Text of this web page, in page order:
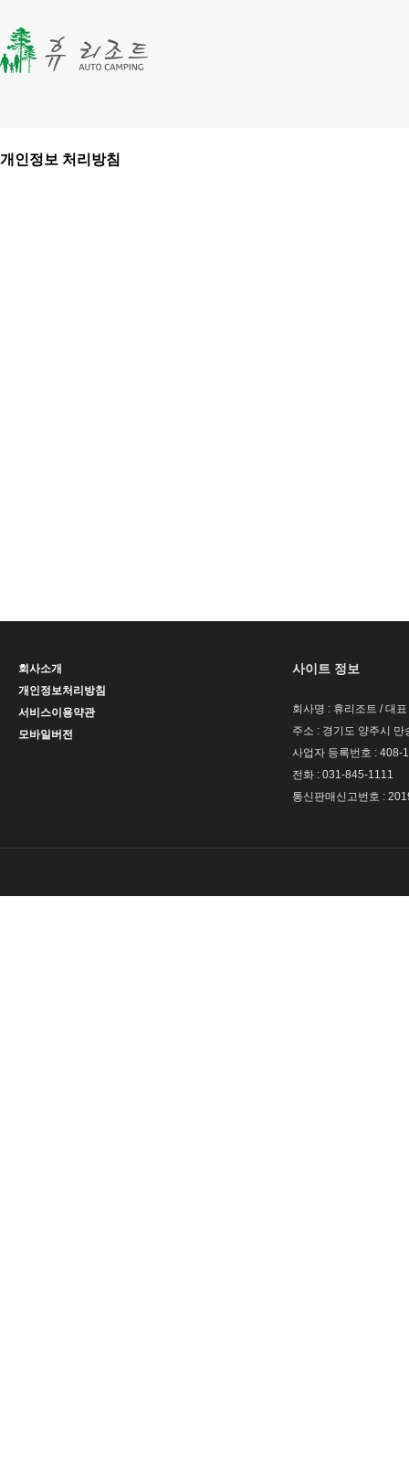
개인정보 처리방침
회사소개
개인정보처리방침
서비스이용약관
모바일버전
사이트 정보
회사명 : 휴리조트 / 대
주소 : 경기도 양주시 만
사업자 등록번호 : 408-
전화 : 031-845-1111
통신판매신고번호 :